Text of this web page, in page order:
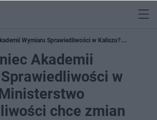
Wymiaru Sprawiedliwości w Kaliszu?
chce zmianAkademii
w
chce zmian